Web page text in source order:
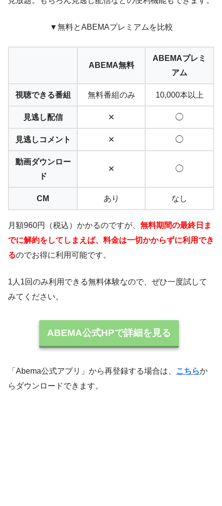
▼無料とABEMAプレミアムを比較
ABEMA無料
ABEMAプレミ
アム
視聴できる番組 無料番組のみ 10,000本以上
見逃し配信 ✕ ◯
見逃しコメント ✕ ◯
動画ダウンロー
ド
✕ ◯
CM あり なし
月額960円（税込）かかるのですが、 無料期間の最終日ま
でに解約をしてしまえば、料金は一切かからずに利用でき
るのでお得に利用可能です。
1人1回のみ利用できる無料体験なので、ぜひ一度試して
みてください。
ABEMA公式HPで詳細を見る
「Abema公式アプリ」から再登録する場合は、 こちらか
らダウンロードできます。